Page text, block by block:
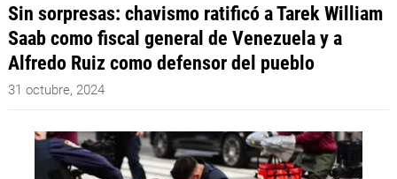
Sin sorpresas: chavismo ratificó a Tarek William
Saab como fiscal general de Venezuela y a
Alfredo Ruiz como defensor del pueblo
31 octubre, 2024